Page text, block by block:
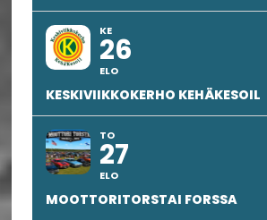
KE
26
ELO
KESKIVIIKKOKERHO KEHÄKESOIL
TO
27
ELO
MOOTTORITORSTAI FORSSA